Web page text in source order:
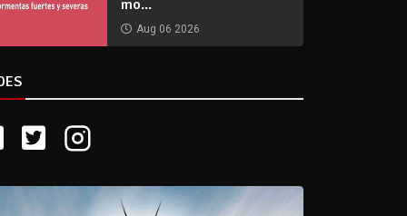
mo...
Aug 06 2026